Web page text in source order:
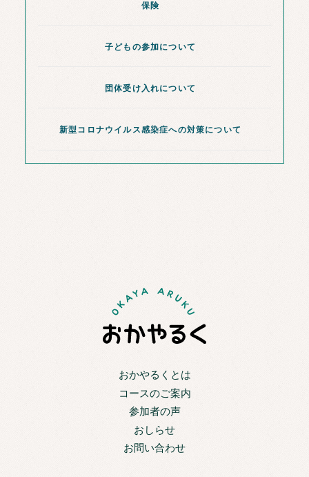
保険
子どもの参加について
団体受け入れについて
新型コロナウイルス感染症への対策について
おかやるくとは
コースのご案内
参加者の声
おしらせ
お問い合わせ